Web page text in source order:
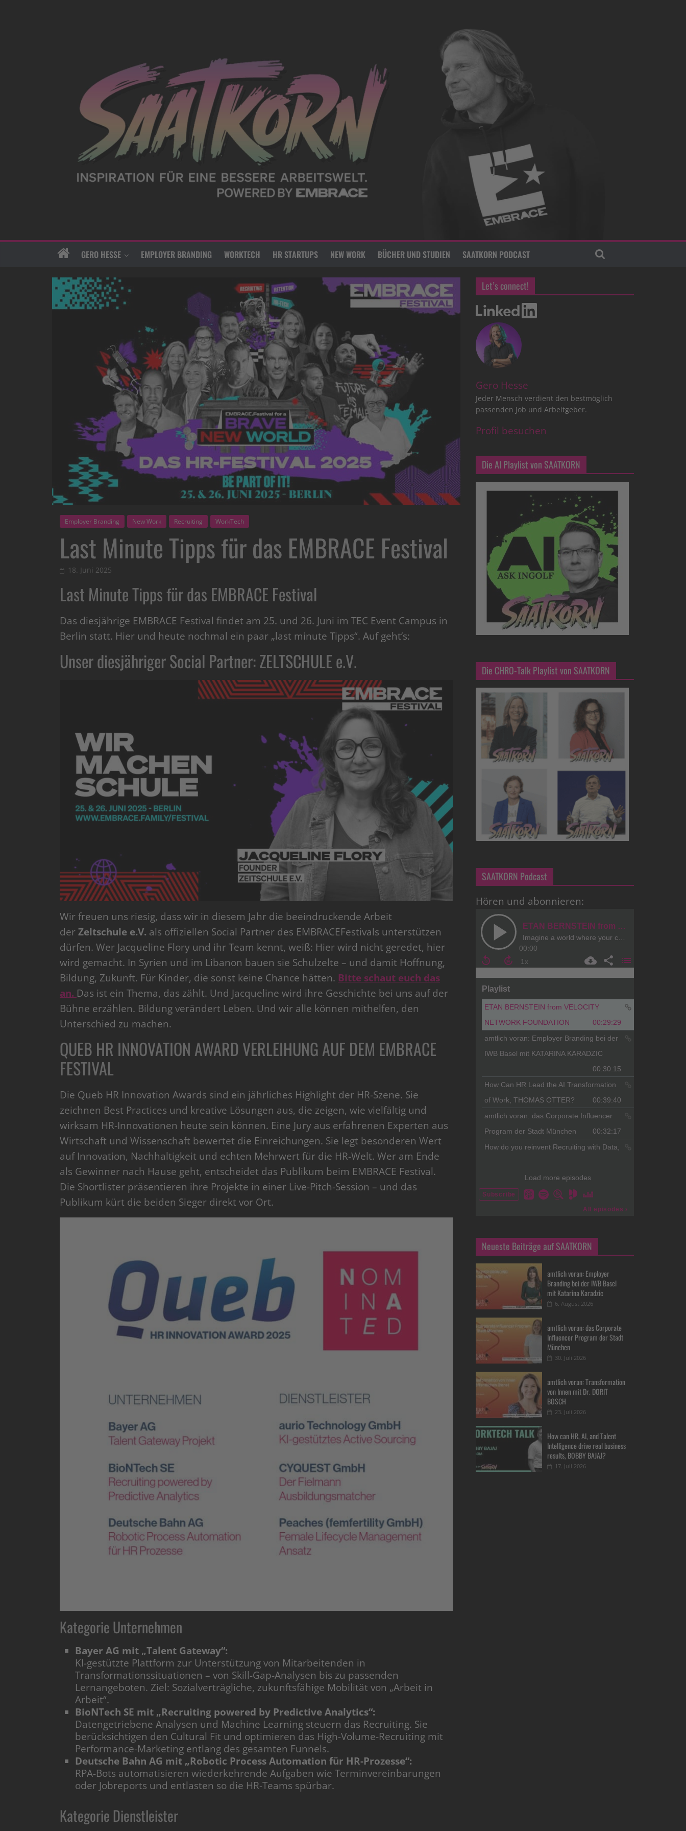
GERO HESSE EMPLOYER BRANDING WORKTECH HR STARTUPS NEW WORK BÜCHER UND STUDIEN SAATKORN PODCAST
Employer Branding New Work Recruiting WorkTech
Last Minute Tipps für das EMBRACE Festival
18. Juni 2025
Last Minute Tipps für das EMBRACE Festival
Das diesjährige EMBRACE Festival findet am 25. und 26. Juni im TEC Event Campus in
Berlin statt. Hier und heute nochmal ein paar „last minute Tipps“. Auf geht’s:
Unser diesjähriger Social Partner: ZELTSCHULE e.V.
Wir freuen uns riesig, dass wir in diesem Jahr die beeindruckende Arbeit
derZeltschule e.V. als offiziellen Social Partner des EMBRACEFestivals unterstützen
dürfen. Wer Jacqueline Flory und ihr Team kennt, weiß: Hier wird nicht geredet, hier
wird gemacht. In Syrien und im Libanon bauen sie Schulzelte – und damit Hoffnung,
Bildung, Zukunft. Für Kinder, die sonst keine Chance hätten. Bitte schaut euch das
an. Das ist ein Thema, das zählt. Und Jacqueline wird ihre Geschichte bei uns auf der
Bühne erzählen. Bildung verändert Leben. Und wir alle können mithelfen, den
Unterschied zu machen.
QUEB HR INNOVATION AWARD VERLEIHUNG AUF DEM EMBRACE
FESTIVAL
Die Queb HR Innovation Awards sind ein jährliches Highlight der HR-Szene. Sie
zeichnen Best Practices und kreative Lösungen aus, die zeigen, wie vielfältig und
wirksam HR-Innovationen heute sein können. Eine Jury aus erfahrenen Experten aus
Wirtschaft und Wissenschaft bewertet die Einreichungen. Sie legt besonderen Wert
auf Innovation, Nachhaltigkeit und echten Mehrwert für die HR-Welt. Wer am Ende
als Gewinner nach Hause geht, entscheidet das Publikum beim EMBRACE Festival.
Die Shortlister präsentieren ihre Projekte in einer Live-Pitch-Session – und das
Publikum kürt die beiden Sieger direkt vor Ort.
Kategorie Unternehmen
Bayer AG mit „Talent Gateway“:
KI-gestützte Plattform zur Unterstützung von Mitarbeitenden in
Transformationssituationen – von Skill-Gap-Analysen bis zu passenden
Lernangeboten. Ziel: Sozialverträgliche, zukunftsfähige Mobilität von „Arbeit in
Arbeit“.
BioNTech SE mit „Recruiting powered by Predictive Analytics“:
Datengetriebene Analysen und Machine Learning steuern das Recruiting. Sie
berücksichtigen den Cultural Fit und optimieren das High-Volume-Recruiting mit
Performance-Marketing entlang des gesamten Funnels.
Deutsche Bahn AG mit „Robotic Process Automation für HR-Prozesse“:
RPA-Bots automatisieren wiederkehrende Aufgaben wie Terminvereinbarungen
oder Jobreports und entlasten so die HR-Teams spürbar.
Kategorie Dienstleister
Let’s connect!
Gero Hesse
Jeder Mensch verdient den bestmöglich
passenden Job und Arbeitgeber.
Profil besuchen
Die AI Playlist von SAATKORN
Die CHRO-Talk Playlist von SAATKORN
SAATKORN Podcast
Hören und abonnieren:
Neueste Beiträge auf SAATKORN
amtlich voran: Employer
Branding bei der IWB Basel
mit Katarina Karadzic
6. August 2026
amtlich voran: das Corporate
Influencer Program der Stadt
München
30. Juli 2026
amtlich voran: Transformation
von Innen mit Dr. DORIT
BOSCH
23. Juli 2026
How can HR, AI, and Talent
Intelligence drive real business
results, BOBBY BAJAJ?
17. Juli 2026